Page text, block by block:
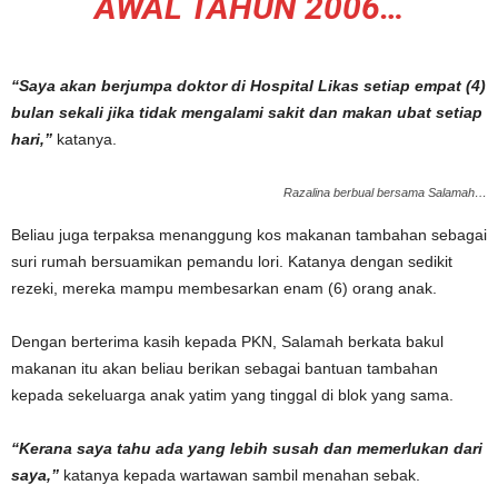
“Saya akan berjumpa doktor di Hospital Likas setiap empat (4)
bulan sekali jika tidak mengalami sakit dan makan ubat setiap
hari,” katanya.
Razalina berbual bersama Salamah…
Beliau juga terpaksa menanggung kos makanan tambahan sebagai
suri rumah bersuamikan pemandu lori. Katanya dengan sedikit
rezeki, mereka mampu membesarkan enam (6) orang anak.
Dengan berterima kasih kepada PKN, Salamah berkata bakul
makanan itu akan beliau berikan sebagai bantuan tambahan
kepada sekeluarga anak yatim yang tinggal di blok yang sama.
“Kerana saya tahu ada yang lebih susah dan memerlukan dari
saya,” katanya kepada wartawan sambil menahan sebak.